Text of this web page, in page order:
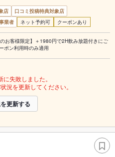
店
口コミ投稿特典対象店
業者 ネット予約可 クーポンあり
のお客様限定】＋1980円で2H飲み放題付きにご
ポン利用時のみ適用
失敗しました。
況を更新してください。
更新する